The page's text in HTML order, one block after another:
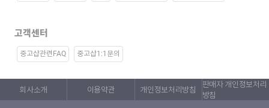
고객센터
중고샵관련FAQ 중고샵1:1문의
회사소개 이용약관 개인정보처리방침
판매자 개인정보처리
방침